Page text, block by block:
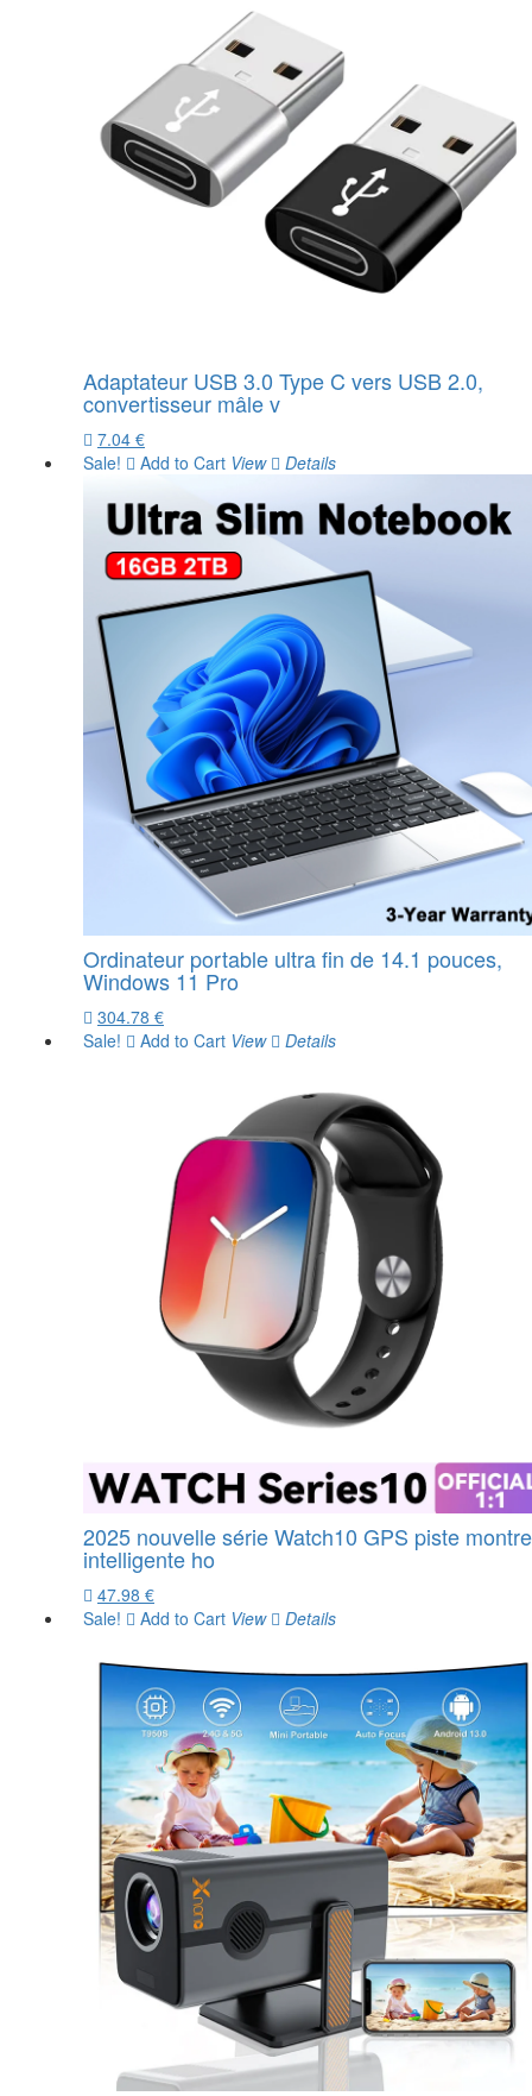
Adaptateur USB 3.0 Type C vers USB 2.0,
convertisseur mâle v
7.04 €
Sale!
Add to Cart View Details
Ordinateur portable ultra fin de 14.1 pouces,
Windows 11 Pro
304.78 €
Sale!
Add to Cart View Details
2025 nouvelle série Watch10 GPS piste montre
intelligente ho
47.98 €
Sale!
Add to Cart View Details